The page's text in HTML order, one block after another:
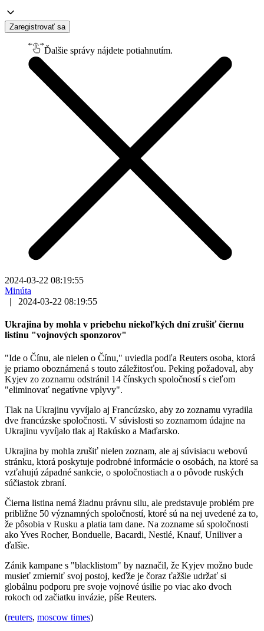
Zaregistrovať sa
Ďalšie správy nájdete potiahnutím.
2024-03-22 08:19:55
Minúta
|
2024-03-22 08:19:55
Ukrajina by mohla v priebehu niekoľkých dní zrušiť čiernu
listinu "vojnových sponzorov"
"Ide o Čínu, ale nielen o Čínu," uviedla podľa Reuters osoba, ktorá
je priamo oboznámená s touto záležitosťou. Peking požadoval, aby
Kyjev zo zoznamu odstránil 14 čínskych spoločností s cieľom
"eliminovať negatívne vplyvy".
Tlak na Ukrajinu vyvíjalo aj Francúzsko, aby zo zoznamu vyradila
dve francúzske spoločnosti. V súvislosti so zoznamom údajne na
Ukrajinu vyvíjalo tlak aj Rakúsko a Maďarsko.
Ukrajina by mohla zrušiť nielen zoznam, ale aj súvisiacu webovú
stránku, ktorá poskytuje podrobné informácie o osobách, na ktoré sa
vzťahujú západné sankcie, o spoločnostiach a o pôvode ruských
súčiastok zbraní.
Čierna listina nemá žiadnu právnu silu, ale predstavuje problém pre
približne 50 významných spoločností, ktoré sú na nej uvedené za to,
že pôsobia v Rusku a platia tam dane. Na zozname sú spoločnosti
ako Yves Rocher, Bonduelle, Bacardi, Nestlé, Knauf, Uniliver a
ďalšie.
Zánik kampane s "blacklistom" by naznačil, že Kyjev možno bude
musieť zmierniť svoj postoj, keďže je čoraz ťažšie udržať si
globálnu podporu pre svoje vojnové úsilie po viac ako dvoch
rokoch od začiatku invázie, píše Reuters.
(reuters, moscow times)